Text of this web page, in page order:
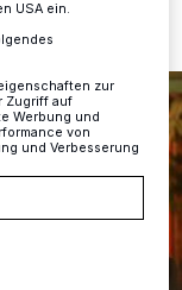
USA ein.
zur
Zugriff auf
Werbung und
von
und Verbesserung